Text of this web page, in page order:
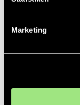
Marketing